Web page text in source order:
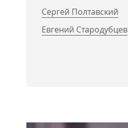
Сергей Полтавский
Евгений Стародубцев